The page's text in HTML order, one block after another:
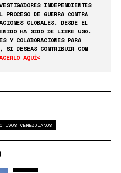
INDEPENDIENTES
DE GUERRA CONTRA
GLOBALES. DESDE EL
HA SIDO DE LIBRE USO.
Y COLABORACIONES PARA
SI DESEAS CONTRIBUIR CON
AQUÍ<
VENEZOLANOS